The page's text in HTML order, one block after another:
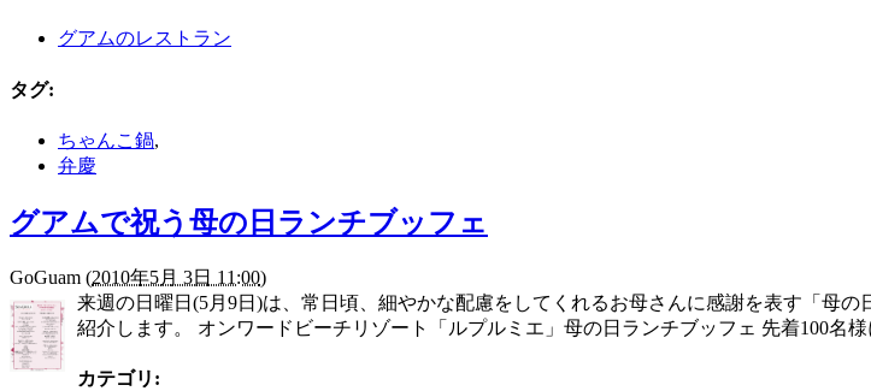
グアムのレストラン
タグ:
ちゃんこ鍋,
弁慶
グアムで祝う母の日ランチブッフェ
GoGuam (2010年5月 3日 11:00)
来週の日曜日(5月9日)は、常日頃、細やかな配慮をしてくれるお母さんに感謝を表す「母
紹介します。 オンワードビーチリゾート「ルプルミエ」母の日ランチブッフェ 先着100名
カテゴリ :